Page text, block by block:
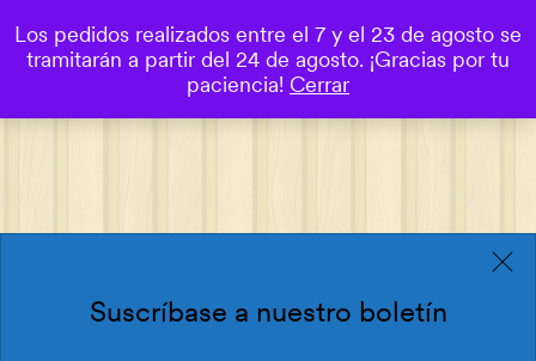
0
Suscríbase a nuestro boletín
Los pedidos realizados entre el 7 y el 23 de agosto se
tramitarán a partir del 24 de agosto. ¡Gracias por tu
paciencia! Cerrar